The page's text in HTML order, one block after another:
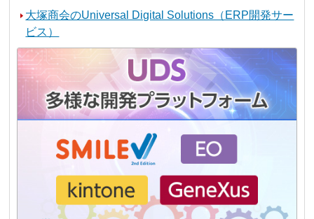
大塚商会のUniversal Digital Solutions（ERP開発サー
ビス）